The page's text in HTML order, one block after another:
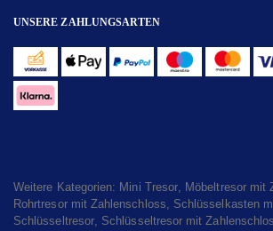
UNSERE ZAHLUNGSARTEN
Weitere Kategorien: Mini Tresor, Möbeltresor mit
Rohrtresor mit Zahlenschloss, Schlüsselkasten
Schlüsseltresor, Schlüsseltresor mit